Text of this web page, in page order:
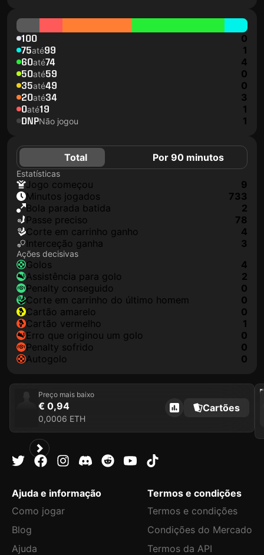
100 0
75até99 1
60até74 4
50até59 0
35até49 0
20até34 3
0até19 1
DNPNão jogou 1
Total Por 90 minutos
Estatísticas
jogo começou
9
minutos jogados
733
Bola parada batida
2
passe preciso
78
corte em carrinho ganho
4
interceção ganha
3
Ações decisivas
golos
4
assistência para golo
2
penalty conseguido
0
corte em carrinho do último homem
0
cartão amarelo
0
cartão vermelho
1
erro que originou um golo
0
penalty sofrido
0
autogolo
0
Preço mais baixo
€ 0,94
0,0006 ETH
Cartões
2024
Ajuda e informação
Como jogar
Blog
Ajuda
Termos e condições
Termos e condições
Condições do Mercado
Termos da API